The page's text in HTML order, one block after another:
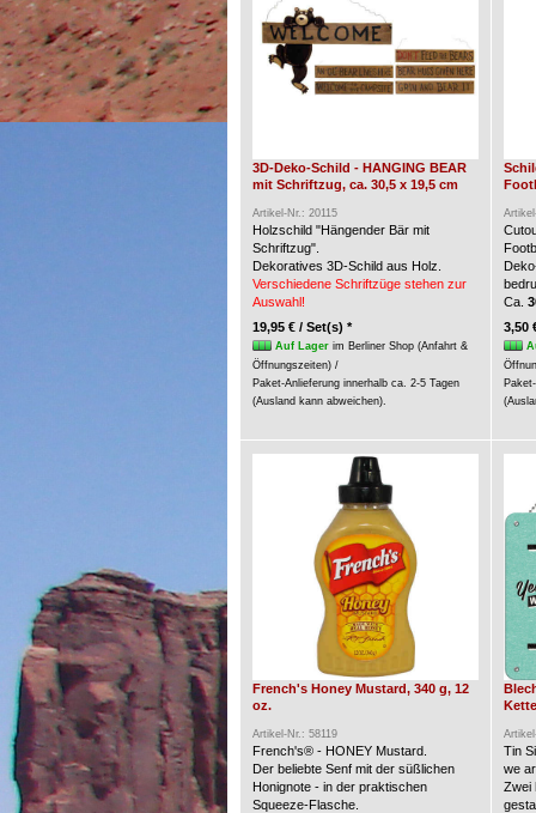
3D-Deko-Schild - HANGING BEAR
mit Schriftzug, ca. 30,5 x 19,5 cm
Artikel-Nr.: 20115
Holzschild "Hängender Bär mit
Schriftzug".
Dekoratives 3D-Schild aus Holz.
Verschiedene Schriftzüge stehen zur
Auswahl!
19,95 € / Set(s) *
Auf Lagerim Berliner Shop (Anfahrt &
Öffnungszeiten) /
Paket-Anlieferung innerhalb ca. 2-5 Tagen
(Ausland kann abweichen).
Ca.
3,50
French's Honey Mustard, 340 g, 12
oz.
Artikel-Nr.: 58119
French's® - HONEY Mustard.
Der beliebte Senf mit der süßlichen
Honignote - in der praktischen
Squeeze-Flasche.
Tin
we
Zwei